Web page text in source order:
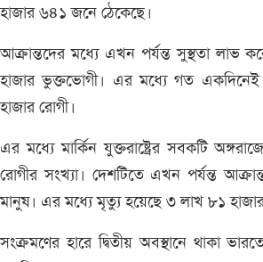
হাজার ৬৪১ জনে ঠেকেছে।
আক্রান্তদের মধ্যে এখন পর্যন্ত সুস্থতা
হাজার ভুক্তভোগী। এর মধ্যে গত
হাজার রোগী।
এর মধ্যে মার্কিন যুক্তরাষ্ট্রের সবকটি
রোগীর সংখ্যা। দেশটিতে এখন পর্যন্ত
মানুষ। এর মধ্যে মৃত্যু হয়েছে ৩ লাখ ৮১
সংক্রমণের হারে দ্বিতীয় অবস্থানে থাকা